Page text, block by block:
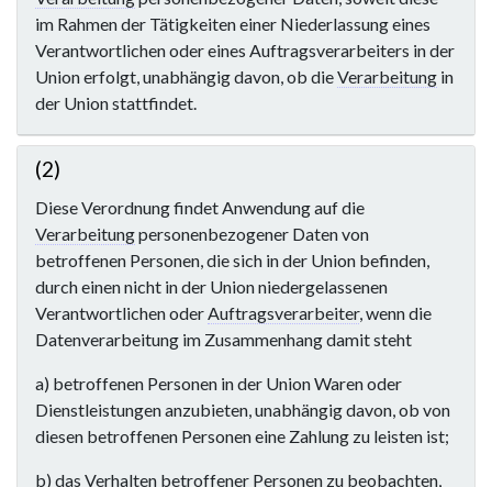
a
m
im Rahmen der Tätigkeiten einer Niederlassung eines
Verantwortlichen oder eines Auftragsverarbeiters in der
Union erfolgt, unabhängig davon, ob dieVerarbeitung in
der Union stattfindet.
(2)
Diese Verordnung findet Anwendung auf die
Verarbeitungpersonenbezogener Daten von
betroffenen Personen, die sich in der Union befinden,
durch einen nicht in der Union niedergelassenen
Verantwortlichen oder Auftragsverarbeiter, wenn die
Datenverarbeitung im Zusammenhang damit steht
a) betroffenen Personen in der Union Waren oder
Dienstleistungen anzubieten, unabhängig davon, ob von
diesen betroffenen Personen eine Zahlung zu leisten ist;
b) das Verhalten betroffener Personen zu beobachten,